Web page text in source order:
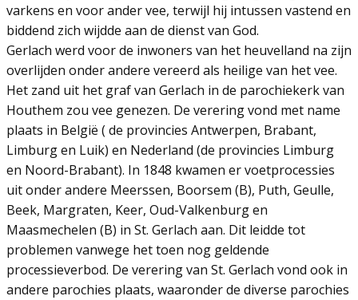
varkens en voor ander vee, terwijl hij intussen vastend en
biddend zich wijdde aan de dienst van God.
Gerlach werd voor de inwoners van het heuvelland na zijn
overlijden onder andere vereerd als heilige van het vee.
Het zand uit het graf van Gerlach in de parochiekerk van
Houthem zou vee genezen. De verering vond met name
plaats in België ( de provincies Antwerpen, Brabant,
Limburg en Luik) en Nederland (de provincies Limburg
en Noord-Brabant). In 1848 kwamen er voetprocessies
uit onder andere Meerssen, Boorsem (B), Puth, Geulle,
Beek, Margraten, Keer, Oud-Valkenburg en
Maasmechelen (B) in St. Gerlach aan. Dit leidde tot
problemen vanwege het toen nog geldende
processieverbod. De verering van St. Gerlach vond ook in
andere parochies plaats, waaronder de diverse parochies